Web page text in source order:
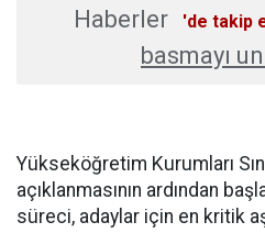
Haberler
'de takip
basmayı
Yükseköğretim Kurumları
açıklanmasının ardından
süreci, adaylar için en kritik